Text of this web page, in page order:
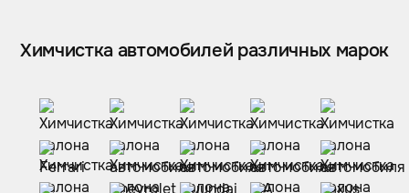
Химчистка автомобилей различных марок